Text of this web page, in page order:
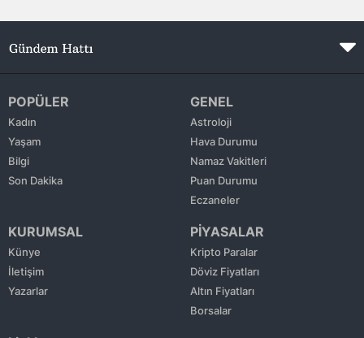
Erzurum
Eskişehir
Gaziantep
Giresun
Gümüşhane
Hakkari
Hatay
POPÜLER
Kadın
Yaşam
Bilgi
Son Dakika
GENEL
Astroloji
Hava Durumu
Namaz Vakitleri
Puan Durumu
Eczaneler
KURUMSAL
Künye
İletişim
Yazarlar
PİYASALAR
Kripto Paralar
Döviz Fiyatları
Altın Fiyatları
Borsalar